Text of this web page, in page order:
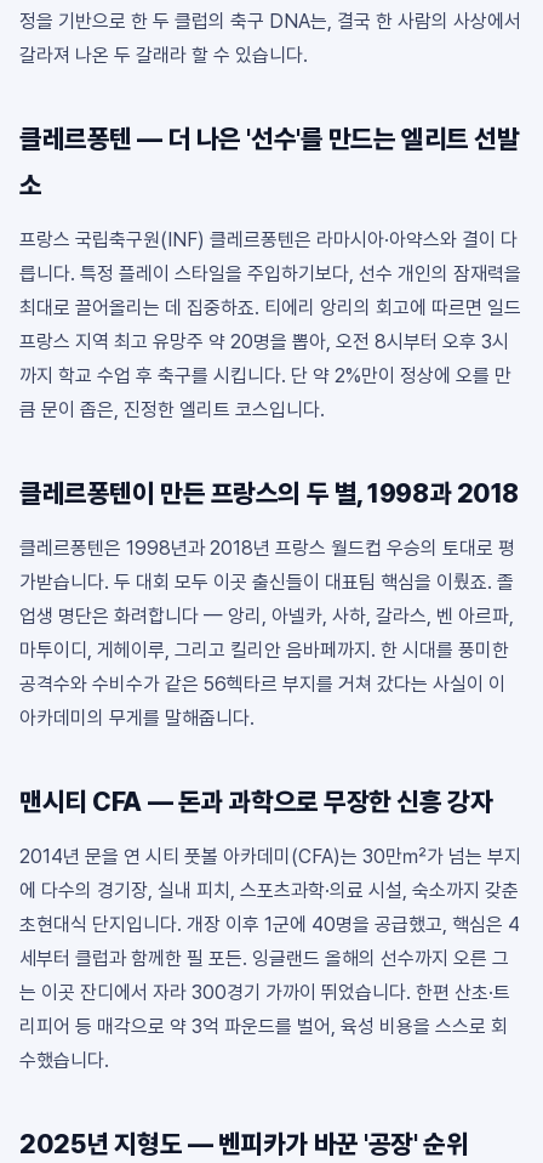
정을 기반으로 한 두 클럽의 축구 DNA는, 결국 한 사람의 사상에서
갈라져 나온 두 갈래라 할 수 있습니다.
클레르퐁텐 — 더 나은 '선수'를 만드는 엘리트 선발
소
프랑스 국립축구원(INF) 클레르퐁텐은 라마시아·아약스와 결이 다
릅니다. 특정 플레이 스타일을 주입하기보다, 선수 개인의 잠재력을
최대로 끌어올리는 데 집중하죠. 티에리 앙리의 회고에 따르면 일드
프랑스 지역 최고 유망주 약 20명을 뽑아, 오전 8시부터 오후 3시
까지 학교 수업 후 축구를 시킵니다. 단 약 2%만이 정상에 오를 만
큼 문이 좁은, 진정한 엘리트 코스입니다.
클레르퐁텐이 만든 프랑스의 두 별, 1998과 2018
클레르퐁텐은 1998년과 2018년 프랑스 월드컵 우승의 토대로 평
가받습니다. 두 대회 모두 이곳 출신들이 대표팀 핵심을 이뤘죠. 졸
업생 명단은 화려합니다 — 앙리, 아넬카, 사하, 갈라스, 벤 아르파,
마투이디, 게헤이루, 그리고 킬리안 음바페까지. 한 시대를 풍미한
공격수와 수비수가 같은 56헥타르 부지를 거쳐 갔다는 사실이 이
아카데미의 무게를 말해줍니다.
맨시티 CFA — 돈과 과학으로 무장한 신흥 강자
2014년 문을 연 시티 풋볼 아카데미(CFA)는 30만㎡가 넘는 부지
에 다수의 경기장, 실내 피치, 스포츠과학·의료 시설, 숙소까지 갖춘
초현대식 단지입니다. 개장 이후 1군에 40명을 공급했고, 핵심은 4
세부터 클럽과 함께한 필 포든. 잉글랜드 올해의 선수까지 오른 그
는 이곳 잔디에서 자라 300경기 가까이 뛰었습니다. 한편 산초·트
리피어 등 매각으로 약 3억 파운드를 벌어, 육성 비용을 스스로 회
수했습니다.
2025년 지형도 — 벤피카가 바꾼 '공장' 순위